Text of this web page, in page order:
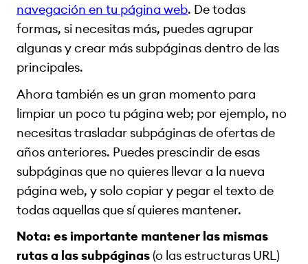
navegación en tu página web. De todas
formas, si necesitas más, puedes agrupar
algunas y crear más subpáginas dentro de las
principales.
Ahora también es un gran momento para
limpiar un poco tu página web; por ejemplo, no
necesitas trasladar subpáginas de ofertas de
años anteriores. Puedes prescindir de esas
subpáginas que no quieres llevar a la nueva
página web, y solo copiar y pegar el texto de
todas aquellas que sí quieres mantener.
Nota: es importante mantener las mismas
rutas a las subpáginas(o las estructuras URL)